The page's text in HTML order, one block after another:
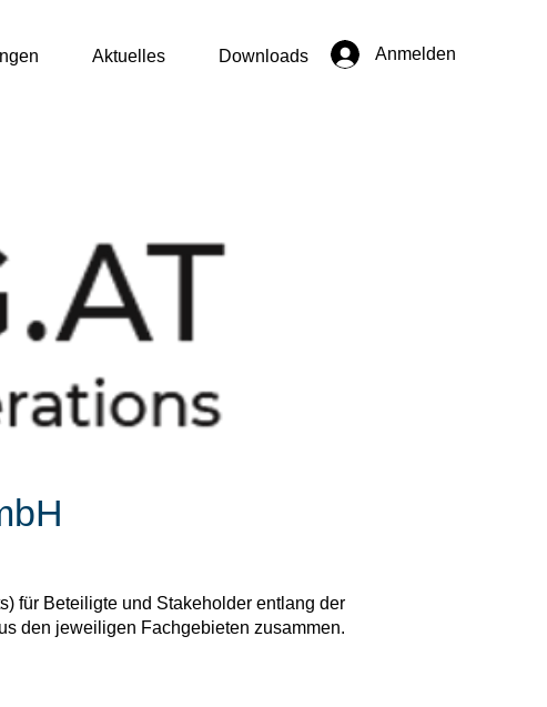
Aktuelles Downloads Anmelden
für Beteiligte und Stakeholder entlang der
den jeweiligen Fachgebieten zusammen.